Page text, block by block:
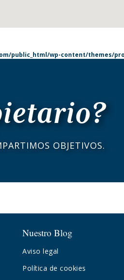
public_html/wp-content/themes/
OBJETIVOS.
Nuestro Blog
Aviso legal
Política de cookies